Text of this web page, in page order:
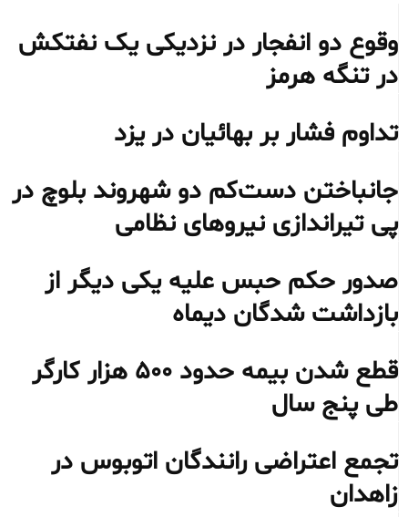
وقوع دو انفجار در نزدیکی یک نفتکش
در تنگه هرمز
تداوم فشار بر بهائیان در یزد
جانباختن دست‌کم دو شهروند بلوچ در
پی تیراندازی نیروهای نظامی
صدور حکم حبس علیه یکی دیگر از
بازداشت شدگان دیماه
قطع شدن بیمه حدود ۵۰۰ هزار کارگر
طی پنج سال
تجمع اعتراضی رانندگان اتوبوس در
زاهدان